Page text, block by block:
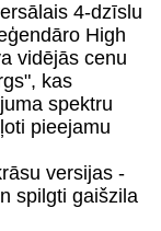
4-dzīslu
High
vidējās cenu
kas
spektru
pieejamu
versijas -
spilgti gaišzila